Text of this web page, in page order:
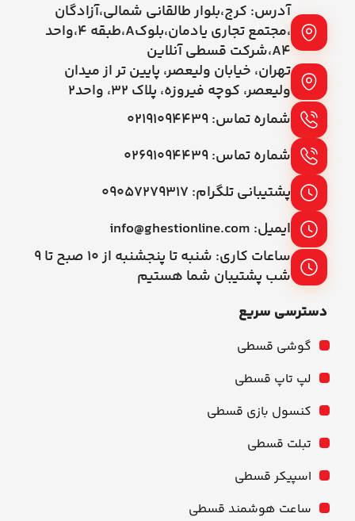
آدرس: کرج،بلوار طالقانی شمالی،آزادگان
،مجتمع تجاری یادمان،بلوکA،طبقه ۴،واحد
A4،شرکت قسطی آنلاین
تهران، خیابان ولیعصر، پایین تر از میدان
ولیعصر، کوچه فیروزه، پلاک 32، واحد2
شماره تماس: ۰۲۱۹۱۰۹۴۴۳۹
شماره تماس: ۰۲۶۹۱۰۹۴۴۳۹
پشتیبانی تلگرام: ۰۹۰۵۷۲۷۹۳۱۷
ایمیل: info@ghestionline.com
ساعات کاری: شنبه تا پنجشنبه از ۱۰ صبح تا ۹
شب پشتیبان شما هستیم
دسترسی سریع
گوشی قسطی
لپ تاپ قسطی
کنسول بازی قسطی
تبلت قسطی
اسپیکر قسطی
ساعت هوشمند قسطی